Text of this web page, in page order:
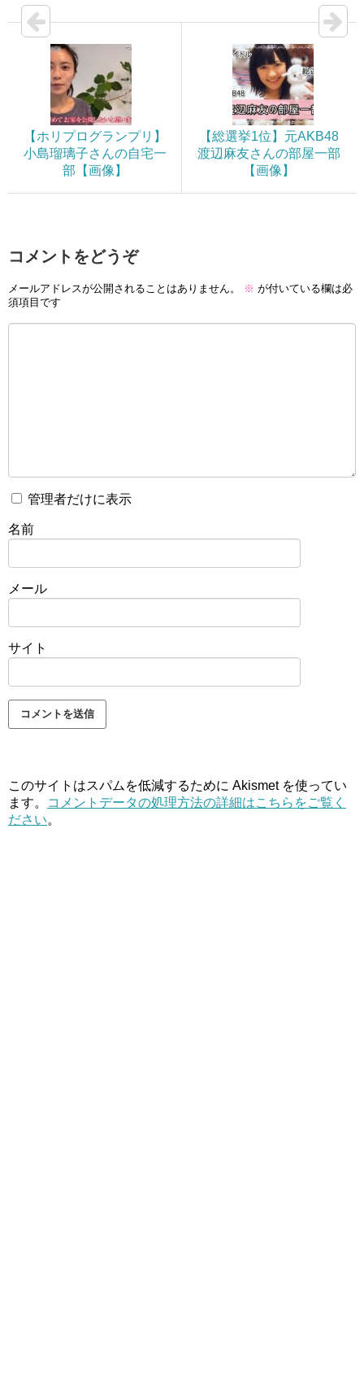
【ホリプログランプリ】
小島瑠璃子さんの自宅一
部【画像】
【総選挙1位】元AKB48
渡辺麻友さんの部屋一部
【画像】
コメントをどうぞ
メールアドレスが公開されることはありません。 ※ が付いている欄は必
須項目です
管理者だけに表示
名前
メール
サイト
このサイトはスパムを低減するために Akismet を使ってい
ます。
コメントデータの処理方法の詳細はこちらをご覧く
ださい。